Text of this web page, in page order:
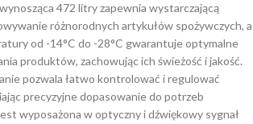
472 litry zapewnia wystarczającą
różnorodnych artykułów spożywczych, a
od -14°C do -28°C gwarantuje optymalne
produktów, zachowując ich świeżość i jakość.
pozwala łatwo kontrolować i regulować
precyzyjne dopasowanie do potrzeb
wyposażona w optyczny i dźwiękowy sygnał